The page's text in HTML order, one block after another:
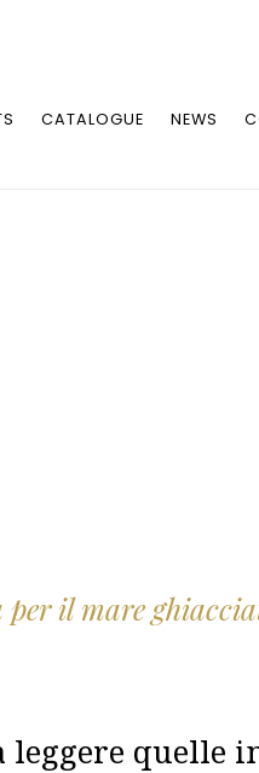
CATALOGUE NEWS
per il mare
leggere quelle